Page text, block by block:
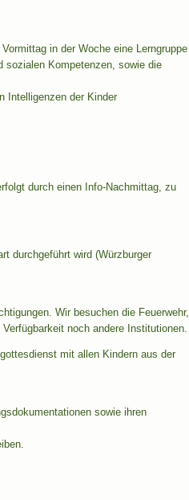
in der Woche eine Lerngruppe
sozialen Kompetenzen, sowie die
Intelligenzen der Kinder
durch einen Info-Nachmittag, zu
durchgeführt wird (Würzburger
Wir besuchen die Feuerwehr,
noch andere Institutionen.
mit allen Kindern aus der
sowie ihren